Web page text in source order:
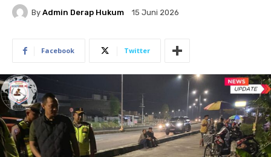
By Admin Derap Hukum 15 Juni 2026
Facebook Twitter